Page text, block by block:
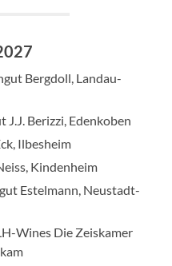
Bergdoll, Landau-
J.J. Berizzi, Edenkoben
Ilbesheim
Kindenheim
Estelmann, Neustadt-
Wines Die Zeiskamer